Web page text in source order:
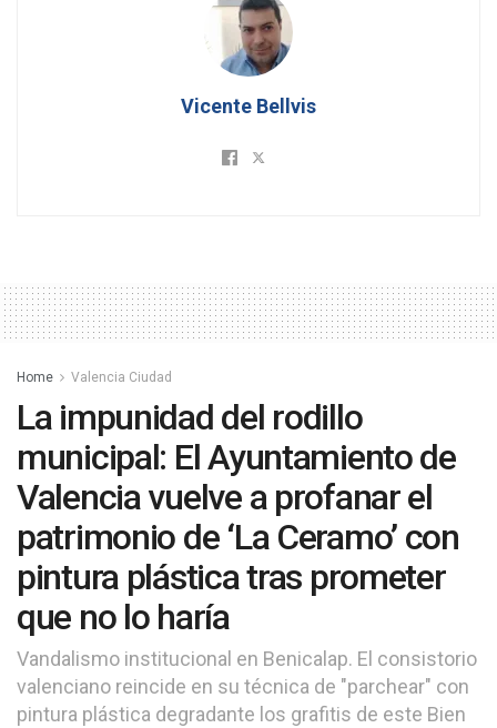
Vicente Bellvis
Home Valencia Ciudad
La impunidad del rodillo
municipal: El Ayuntamiento de
Valencia vuelve a profanar el
patrimonio de ‘La Ceramo’ con
pintura plástica tras prometer
que no lo haría
Vandalismo institucional en Benicalap. El consistorio
valenciano reincide en su técnica de "parchear" con
pintura plástica degradante los grafitis de este Bien